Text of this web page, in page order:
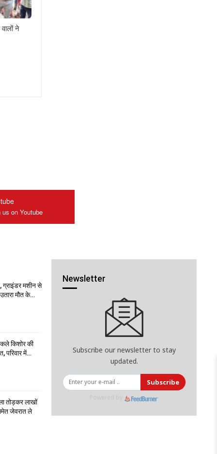
वालों ने
us on Youtube
ग्राइंडर मशीन से
मौत के…
किशोर की
परिवार में…
तोड़कर लाखों
जेवरात ले
Newsletter
Subscribe our newsletter to stay
updated.
Subscribe